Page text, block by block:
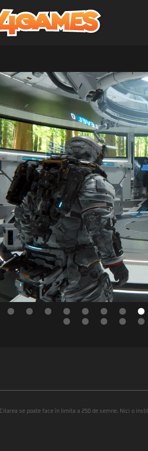
Citarea se poate face în limita a 250 de semne. Nici o